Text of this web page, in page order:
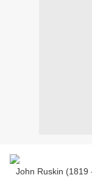
John Ruskin (1819